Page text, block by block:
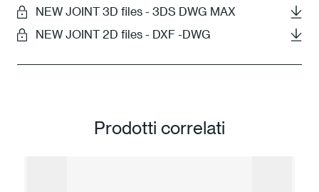
NEW JOINT 3D files - 3DS DWG MAX
NEW JOINT 2D files - DXF -DWG
Prodotti correlati